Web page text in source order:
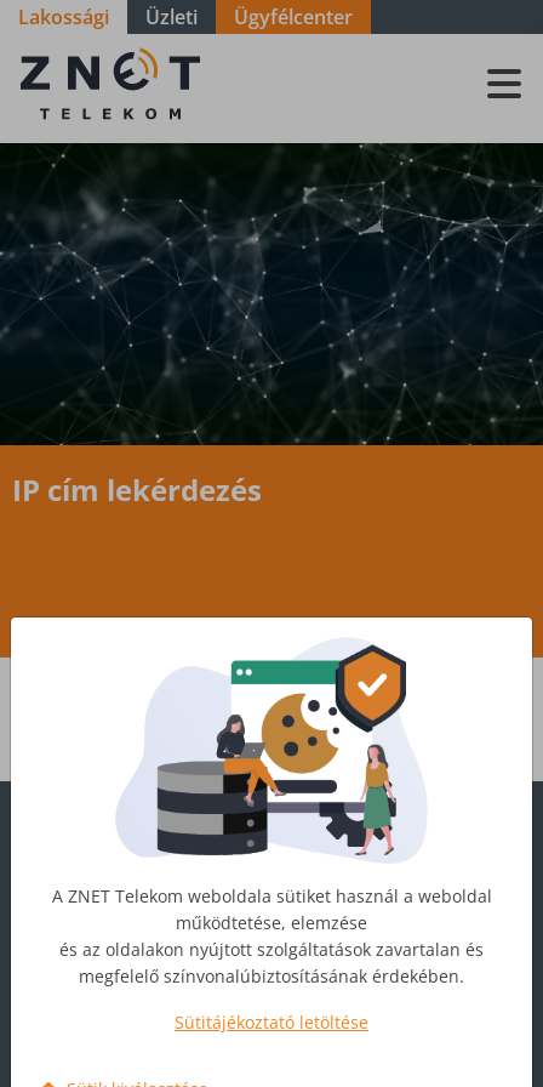
Lakossági Üzleti Ügyfélcenter
IP cím
lekérdezés
IP cím lekérdezés
Az Ön jelenlegi IP címe:216.73.217.74
1277
ugyfelszolgalat@zt.hu
A ZNET Telekom weboldala sütiket használ a weboldal
működtetése, elemzése
és az oldalakon nyújtott szolgáltatások zavartalan és
megfelelő színvonalúbiztosításának érdekében.
Sütitájékoztató letöltése